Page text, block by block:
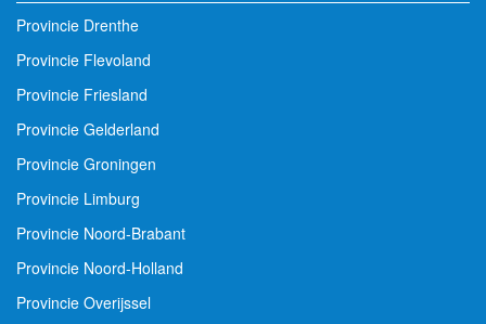
Provincie Drenthe
Provincie Flevoland
Provincie Friesland
Provincie Gelderland
Provincie Groningen
Provincie Limburg
Provincie Noord-Brabant
Provincie Noord-Holland
Provincie Overijssel